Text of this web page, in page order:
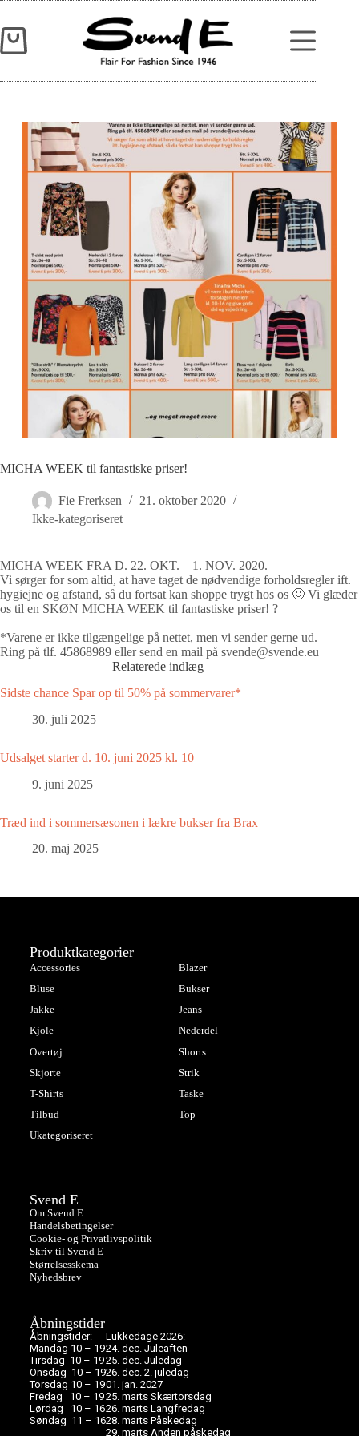
MICHA WEEK til fantastiske priser!
Fie Frerksen
21. oktober 2020
Ikke-kategoriseret
MICHA WEEK FRA D. 22. OKT. – 1. NOV. 2020.
Vi sørger for som altid, at have taget de nødvendige forholdsregler ift.
hygiejne og afstand, så du fortsat kan shoppe trygt hos os 🙂 Vi glæder
os til en SKØN MICHA WEEK til fantastiske priser! ?
*Varene er ikke tilgængelige på nettet, men vi sender gerne ud.
Ring på tlf. 45868989 eller send en mail på svende@svende.eu
Relaterede indlæg
Sidste chance Spar op til 50% på sommervarer*
30. juli 2025
Udsalget starter d. 10. juni 2025 kl. 10
9. juni 2025
Træd ind i sommersæsonen i lækre bukser fra Brax
20. maj 2025
Produktkategorier
Accessories
Blazer
Bluse
Bukser
Jakke
Jeans
Kjole
Nederdel
Overtøj
Shorts
Skjorte
Strik
T-Shirts
Taske
Tilbud
Top
Ukategoriseret
Svend E
Om Svend E
Handelsbetingelser
Cookie- og Privatlivspolitik
Skriv til Svend E
Størrelsesskema
Nyhedsbrev
Åbningstider
Åbningstider:
Mandag 10 – 19
Tirsdag 10 – 19
Onsdag 10 – 19
Torsdag 10 – 19
Fredag 10 – 19
Lørdag 10 – 16
Søndag 11 – 16
Lukkedage 2026:
24. dec. Juleaften
25. dec. Juledag
26. dec. 2. juledag
01. jan. 2027
25. marts Skærtorsdag
26. marts Langfredag
28. marts Påskedag
29. marts Anden påskedag